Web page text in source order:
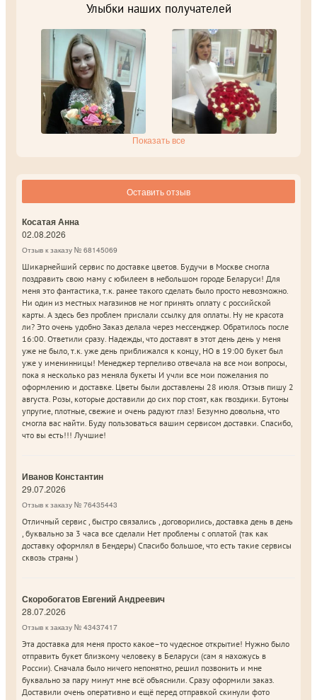
Улыбки наших получателей
Показать все
Оставить отзыв
Косатая Анна
02.08.2026
Отзыв к заказу № 68145069
Шикарнейший сервис по доставке цветов. Будучи в Москве смогла
поздравить свою маму с юбилеем в небольшом городе Беларуси! Для
меня это фантастика, т.к. ранее такого сделать было просто невозможно.
Ни один из местных магазинов не мог принять оплату с российской
карты. А здесь без проблем прислали ссылку для оплаты. Ну не красота
ли? Это очень удобно Заказ делала через мессенджер. Обратилось после
16:00. Ответили сразу. Надежды, что доставят в этот день день у меня
уже не было, т.к. уже день приближался к концу, НО в 19:00 букет был
уже у именинницы! Менеджер терпеливо отвечала на все мои вопросы,
пока я несколько раз меняла букеты И учли все мои пожелания по
оформлению и доставке. Цветы были доставлены 28 июля. Отзыв пишу 2
августа. Розы, которые доставили до сих пор стоят, как гвоздики. Бутоны
упругие, плотные, свежие и очень радуют глаз! Безумно довольна, что
смогла вас найти. Буду пользоваться вашим сервисом доставки. Спасибо,
что вы есть!!! Лучшие!
Иванов Константин
29.07.2026
Отзыв к заказу № 76435443
Отличный сервис , быстро связались , договорились, доставка день в день
, буквально за 3 часа все сделали Нет проблемы с оплатой (так как
доставку оформлял в Бендеры) Спасибо большое, что есть такие сервисы
сквозь страны )
Скоробогатов Евгений Андреевич
28.07.2026
Отзыв к заказу № 43437417
Эта доставка для меня просто какое–то чудесное открытие! Нужно было
отправить букет близкому человеку в Беларуси (сам я нахожусь в
России). Сначала было ничего непонятно, решил позвонить и мне
буквально за пару минут мне всё объяснили. Сразу оформили заказ.
Доставили очень оперативно и ещё перед отправкой скинули фото